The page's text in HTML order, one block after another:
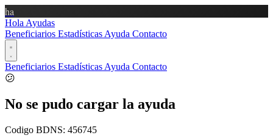
ha
Hola Ayudas
Beneficiarios Estadísticas Ayuda Contacto
Beneficiarios Estadísticas Ayuda Contacto
😕
No se pudo cargar la ayuda
Codigo BDNS: 456745